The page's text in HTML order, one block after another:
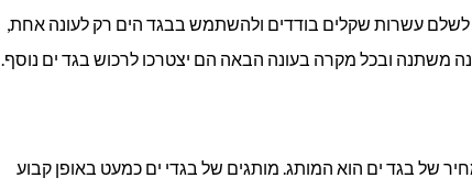
לשלם עשרות שקלים בודדים ולהשתמש בבגד הים רק לעונה אחת,
משתנה ובכל מקרה בעונה הבאה הם יצטרכו לרכוש בגד ים נוסף.
של בגד ים הוא המותג. מותגים של בגדי ים כמעט באופן קבוע